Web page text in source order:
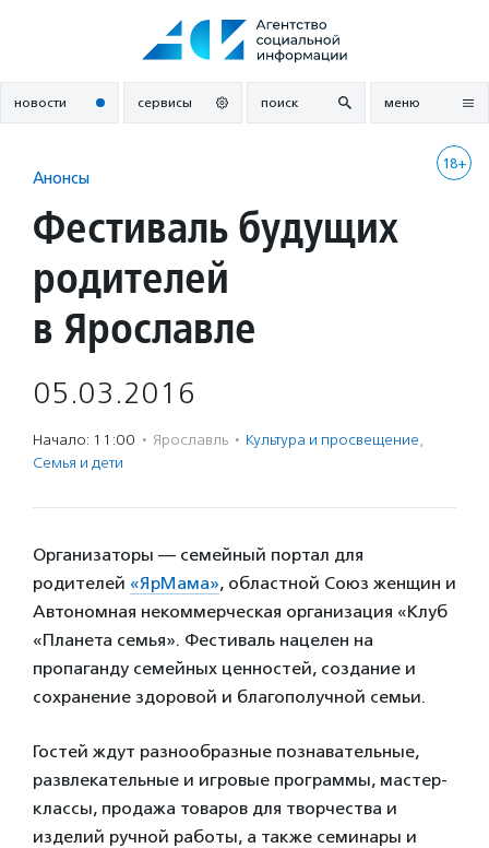
новости сервисы поиск меню
18+
Анонсы
Фестиваль будущих
родителей
в Ярославле
05.03.2016
Начало: 11:00 · Ярославль · Культура и просвещение,
Семья и дети
Организаторы — семейный портал для
родителей «ЯрМама», областной Союз женщин и
Автономная некоммерческая организация «Клуб
«Планета семья». Фестиваль нацелен на
пропаганду семейных ценностей, создание и
сохранение здоровой и благополучной семьи.
Гостей ждут разнообразные познавательные,
развлекательные и игровые программы, мастер-
классы, продажа товаров для творчества и
изделий ручной работы, а также семинары и